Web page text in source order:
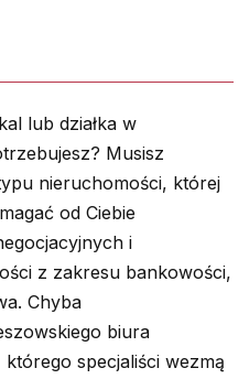
lub działka w
Musisz
nieruchomości, której
od Ciebie
i
z zakresu bankowości,
Chyba
biura
specjaliści wezmą